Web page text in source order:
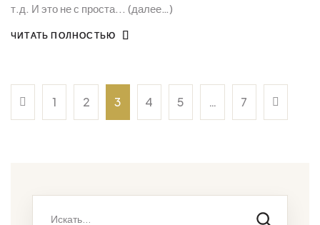
т.д. И это не с проста... (далее…)
ЧИТАТЬ ПОЛНОСТЬЮ
1 2 3 4 5 … 7